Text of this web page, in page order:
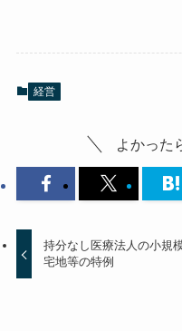
経営
よかった
持分なし医療法人の小規
宅地等の特例